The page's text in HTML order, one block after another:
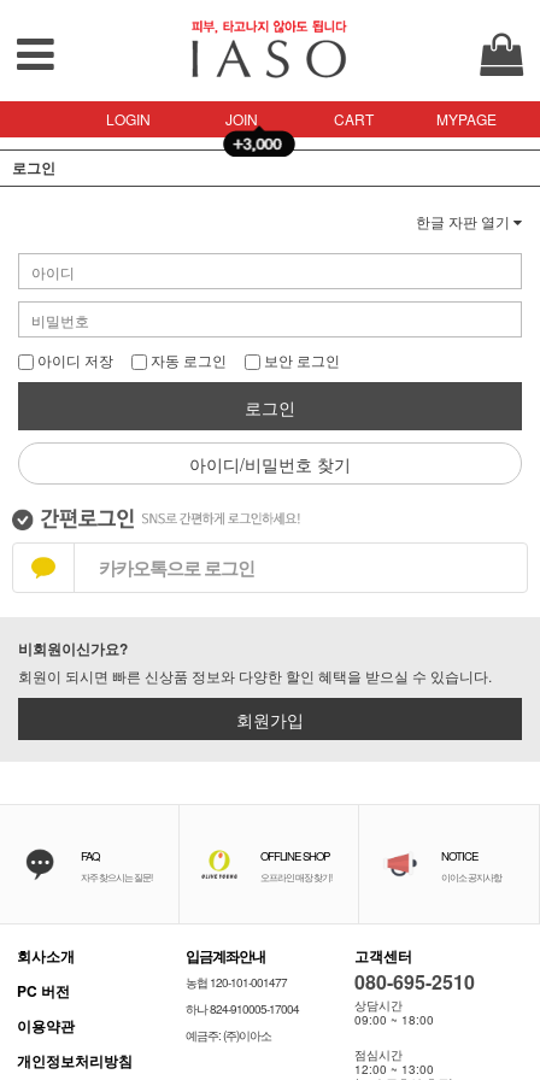
LOGIN JOIN CART MYPAGE
로그인
한글 자판 열기
아이디 저장 자동 로그인 보안 로그인
로그인
아이디/비밀번호 찾기
카카오톡으로 로그인
비회원이신가요?
회원이 되시면 빠른 신상품 정보와 다양한 할인 혜택을 받으실 수 있습니다.
회원가입
FAQ
자주 찾으시는 질문!
OFFLINE SHOP
오프라인 매장 찾기!
NOTICE
이이소 공지사항
회사소개
PC 버전
이용약관
개인정보처리방침
입금계좌안내
농협 120-101-001477
하나 824-910005-17004
예금주: (주)이아소
고객센터
080-695-2510
상담시간
09:00 ~ 18:00
점심시간
12:00 ~ 13:00